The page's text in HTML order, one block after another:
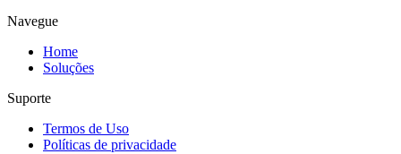
Navegue
Home
Soluções
Suporte
Termos de Uso
Políticas de privacidade